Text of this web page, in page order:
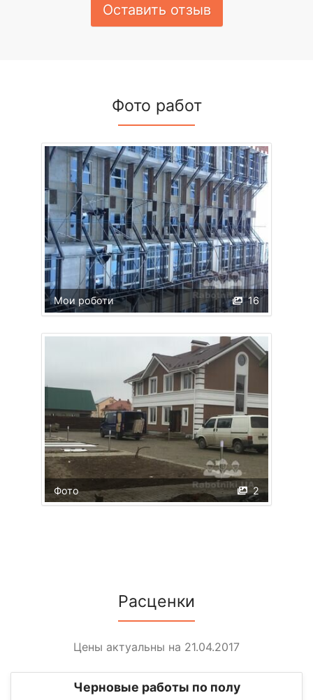
Оставить отзыв
Фото работ
16
Мои роботи
2
Фото
Расценки
Цены актуальны на 21.04.2017
Черновые работы по полу